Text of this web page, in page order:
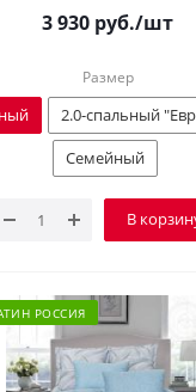
3 930 руб./шт
Размер
2.0-спальный
Семейный
В
РОССИЯ